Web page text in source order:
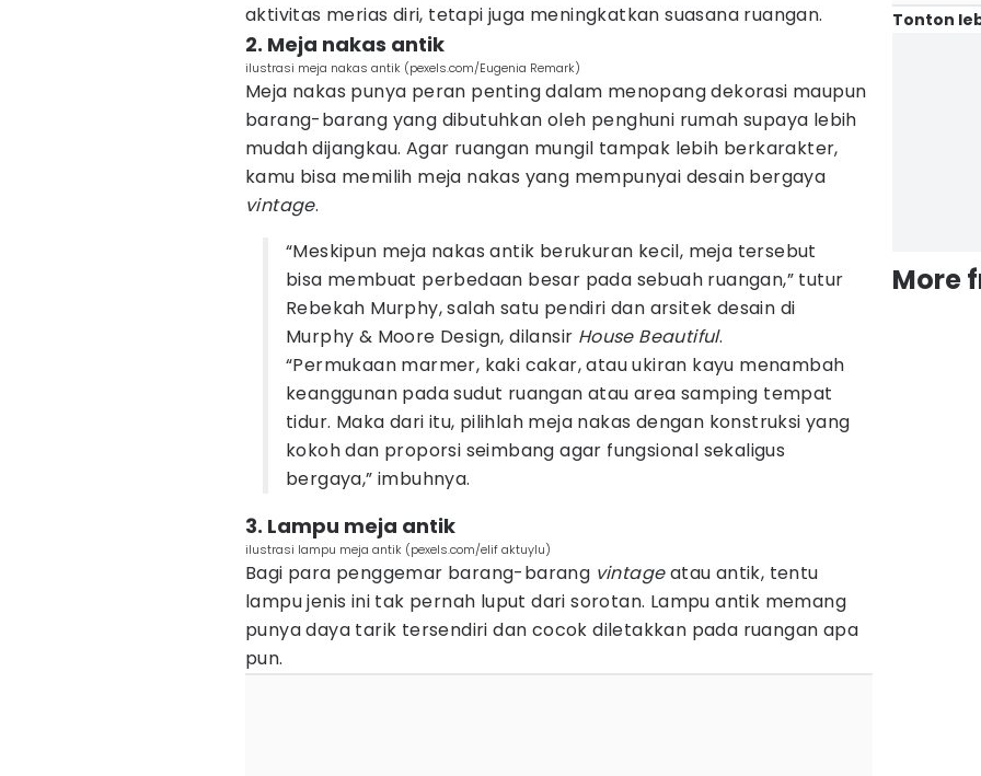
aktivitas merias diri, tetapi juga meningkatkan suasana ruangan.
2. Meja nakas antik
ilustrasi meja nakas antik (pexels.com/Eugenia Remark)
Meja nakas punya peran penting dalam menopang dekorasi maupun
barang-barang yang dibutuhkan oleh penghuni rumah supaya lebih
mudah dijangkau. Agar ruangan mungil tampak lebih berkarakter,
kamu bisa memilih meja nakas yang mempunyai desain bergaya
vintage.
“Meskipun meja nakas antik berukuran kecil, meja tersebut
bisa membuat perbedaan besar pada sebuah ruangan,” tutur
Rebekah Murphy, salah satu pendiri dan arsitek desain di
Murphy & Moore Design, dilansir House Beautiful.
“Permukaan marmer, kaki cakar, atau ukiran kayu menambah
keanggunan pada sudut ruangan atau area samping tempat
tidur. Maka dari itu, pilihlah meja nakas dengan konstruksi yang
kokoh dan proporsi seimbang agar fungsional sekaligus
bergaya,” imbuhnya.
3. Lampu meja antik
ilustrasi lampu meja antik (pexels.com/elif aktuylu)
Bagi para penggemar barang-barang vintageatau antik, tentu
lampu jenis ini tak pernah luput dari sorotan. Lampu antik memang
punya daya tarik tersendiri dan cocok diletakkan pada ruangan apa
pun.
Tonton
More